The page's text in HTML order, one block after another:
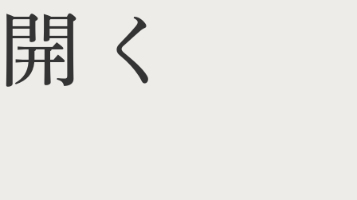
開く